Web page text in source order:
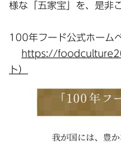
様な「五家宝」を、是非
100年フード公式ホーム
https://
ト）